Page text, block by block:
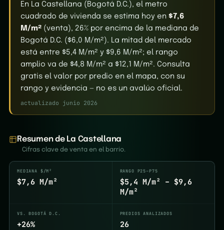
En La Castellana (Bogotá D.C.), el metro
cuadrado de vivienda se estima hoy en $7,6
M/m² (venta), 26% por encima de la mediana de
Bogotá D.C. ($6,0 M/m²). La mitad del mercado
está entre $5,4 M/m² y $9,6 M/m²; el rango
amplio va de $4,8 M/m² a $12,1 M/m². Consulta
gratis el valor por predio en el mapa, con su
rango y evidencia — no es un avalúo oficial.
actualizado junio 2026
Resumen de La Castellana
Cifras clave de venta en el barrio.
MEDIANA $/M²
$7,6 M/m²
RANGO P25–P75
$5,4 M/m² – $9,6
M/m²
VS. BOGOTÁ D.C.
+26%
PREDIOS ANALIZADOS
26